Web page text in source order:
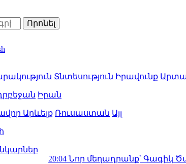
Տնտեսություն Իրավունք
Իրան
Արևելք Ռուսաստան Այլ
Նոր մեղադրանք՝ Գագիկ